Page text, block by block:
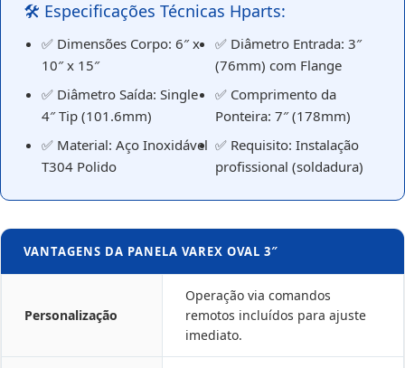
🛠️ Especificações Técnicas Hparts:
✅ Dimensões Corpo: 6″ x
10″ x 15″
✅ Diâmetro Entrada: 3″
(76mm) com Flange
✅ Diâmetro Saída: Single
4″ Tip (101.6mm)
✅ Comprimento da
Ponteira: 7″ (178mm)
✅ Material: Aço Inoxidável
T304 Polido
✅ Requisito: Instalação
profissional (soldadura)
VANTAGENS DA PANELA VAREX OVAL 3″
Personalização
Operação via comandos
remotos incluídos para ajuste
imediato.